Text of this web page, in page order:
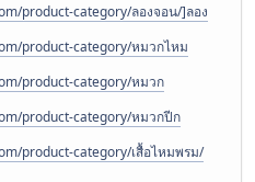
product-category/ลองจอน/]ลอง
product-category/หมวกไหม
product-category/หมวก
product-category/หมวกปีก
product-category/เสื้อไหมพรม/